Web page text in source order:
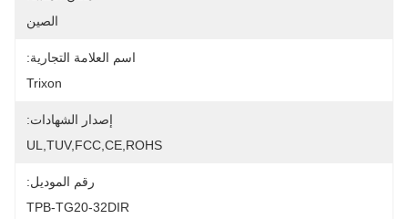
الصين
اسم العلامة التجارية:
Trixon
إصدار الشهادات:
UL,TUV,FCC,CE,ROHS
رقم الموديل:
TPB-TG20-32DIR